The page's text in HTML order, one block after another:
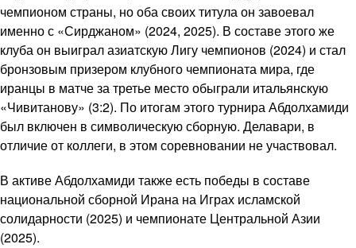
чемпионом страны, но оба своих титула он завоевал
именно с «Сирджаном» (2024, 2025). В составе этого же
клуба он выиграл азиатскую Лигу чемпионов (2024) и стал
бронзовым призером клубного чемпионата мира, где
иранцы в матче за третье место обыграли итальянскую
«Чивитанову» (3:2). По итогам этого турнира Абдолхамиди
был включен в символическую сборную. Делавари, в
отличие от коллеги, в этом соревновании не участвовал.
В активе Абдолхамиди также есть победы в составе
национальной сборной Ирана на Играх исламской
солидарности (2025) и чемпионате Центральной Азии
(2025).